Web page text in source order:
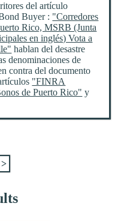
del artículo
Buyer : "Corredores
Rico, MSRB (Junta
en inglés) Vota a
hablan del desastre
denominaciones de
contra del documento
"FINRA
de Puerto Rico" y
>